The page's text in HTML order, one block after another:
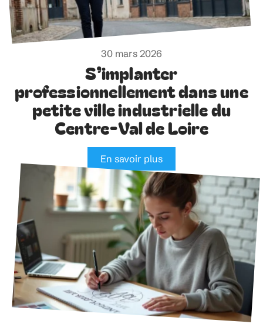
30 mars 2026
S’implanter
professionnellement dans une
petite ville industrielle du
Centre-Val de Loire
En savoir plus